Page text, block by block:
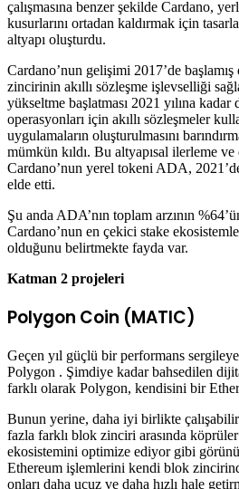
çalışmasına benzer şekilde Cardano,
kusurlarını ortadan kaldırmak için
altyapı oluşturdu.
Cardano’nun gelişimi 2017’de
zincirinin akıllı sözleşme işlevselliği
yükseltme başlatması 2021 yılına
operasyonları için akıllı sözleşmeler
uygulamaların oluşturulmasını
mümkün kıldı. Bu altyapısal ilerleme
Cardano’nun yerel tokeni ADA,
elde etti.
Şu anda ADA’nın toplam arzının
Cardano’nun en çekici stake
olduğunu belirtmekte fayda var.
Katman 2 projeleri
Polygon Coin (MATIC)
Geçen yıl güçlü bir performans
Polygon . Şimdiye kadar bahsedilen
farklı olarak Polygon, kendisini bir
Bunun yerine, daha iyi birlikte
fazla farklı blok zinciri arasında
ekosistemini optimize ediyor gibi
Ethereum işlemlerini kendi blok
onları daha ucuz ve daha hızlı hale